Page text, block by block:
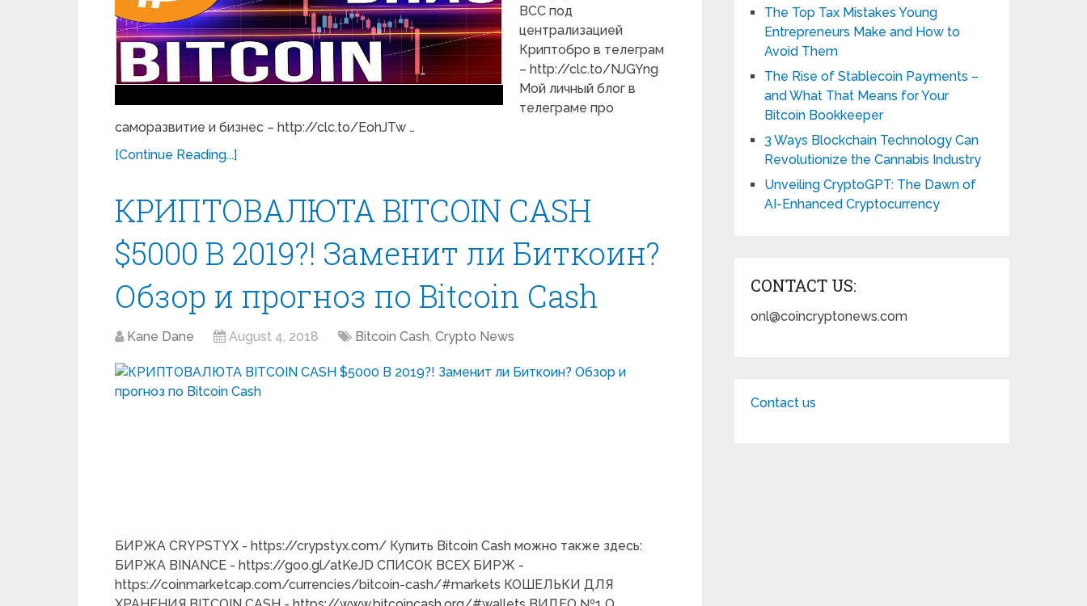
BCC под
централизацией
Криптобро в телеграм
– http://clc.to/NJGYng
Мой личный блог в
телеграме про
саморазвитие и бизнес – http://clc.to/EohJTw …
[Continue Reading...]
КРИПТОВАЛЮТА BITCOIN CASH
$5000 В 2019?! Заменит ли Биткоин?
Обзор и прогноз по Bitcoin Cash
Kane Dane August 4, 2018 Bitcoin Cash, Crypto News
БИРЖА CRYPSTYX - https://crypstyx.com/ Купить Bitcoin Cash можно также здесь:
БИРЖА BINANCE - https://goo.gl/atKeJD СПИСОК ВСЕХ БИРЖ -
https://coinmarketcap.com/currencies/bitcoin-cash/#markets КОШЕЛЬКИ ДЛЯ
The Top Tax Mistakes Young
Entrepreneurs Make and How to
Avoid Them
The Rise of Stablecoin Payments –
and What That Means for Your
Bitcoin Bookkeeper
3 Ways Blockchain Technology Can
Revolutionize the Cannabis Industry
Unveiling CryptoGPT: The Dawn of
AI-Enhanced Cryptocurrency
CONTACT US:
onl@coincryptonews.com
Contact us